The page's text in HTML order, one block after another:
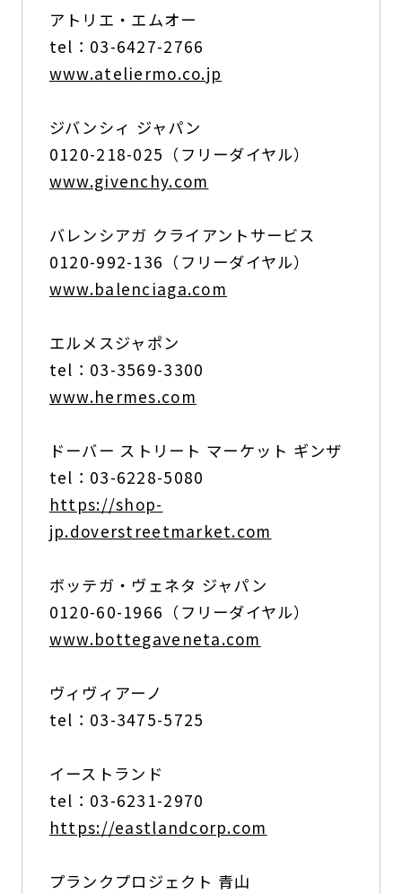
アトリエ・エムオー
tel：03-6427-2766
www.ateliermo.co.jp
ジバンシィ ジャパン
0120-218-025（フリーダイヤル）
www.givenchy.com
バレンシアガ クライアントサービス
0120-992-136（フリーダイヤル）
www.balenciaga.com
エルメスジャポン
tel：03-3569-3300
www.hermes.com
ドーバー ストリート マーケット ギンザ
tel：03-6228-5080
https://shop-
jp.doverstreetmarket.com
ボッテガ・ヴェネタ ジャパン
0120-60-1966（フリーダイヤル）
www.bottegaveneta.com
ヴィヴィアーノ
tel：03-3475-5725
イーストランド
tel：03-6231-2970
https://eastlandcorp.com
プランクプロジェクト 青山